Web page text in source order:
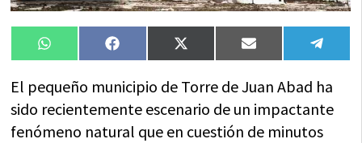
Compartir
en
WhatsAppCompartir
en
FacebookCompartir
en
X
(Twitter)
Compartir
en
Email
en
El pequeño municipio de Torre de Juan Abad ha
sido recientemente escenario de un impactante
fenómeno natural que en cuestión de minutos